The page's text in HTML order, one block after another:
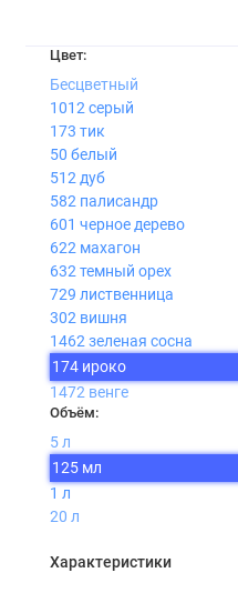
Цвет:
Бесцветный
1012 серый
173 тик
50 белый
512 дуб
582 палисандр
601 черное дерево
622 махагон
632 темный орех
729 лиственница
302 вишня
1462 зеленая сосна
174 ироко
1472 венге
Объём:
5 л
125 мл
1 л
20 л
Характеристики